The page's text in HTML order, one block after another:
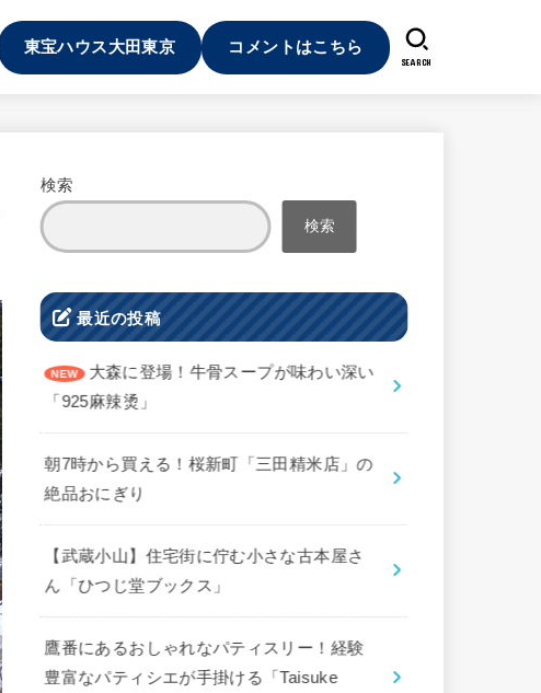
東宝ハウス大田東京 コメントはこちら
SEARCH
検索
検索
最近の投稿
大森に登場！牛骨スープが味わい深い
「925麻辣烫」
朝7時から買える！桜新町「三田精米店」の
絶品おにぎり
【武蔵小山】住宅街に佇む小さな古本屋さ
ん「ひつじ堂ブックス」
鷹番にあるおしゃれなパティスリー！経験
豊富なパティシエが手掛ける「Taisuke